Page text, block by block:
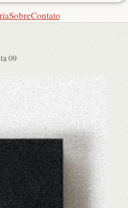
SobreContato
09